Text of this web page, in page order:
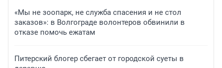
«Мы не зоопарк, не служба спасения и не стол
заказов»: в Волгограде волонтеров обвинили в
отказе помочь ежатам
Питерский блогер сбегает от городской суеты в